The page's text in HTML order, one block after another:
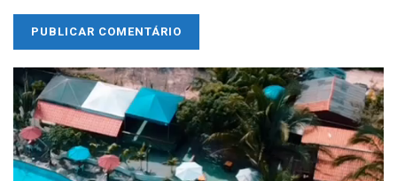
Tocador
de
vídeo